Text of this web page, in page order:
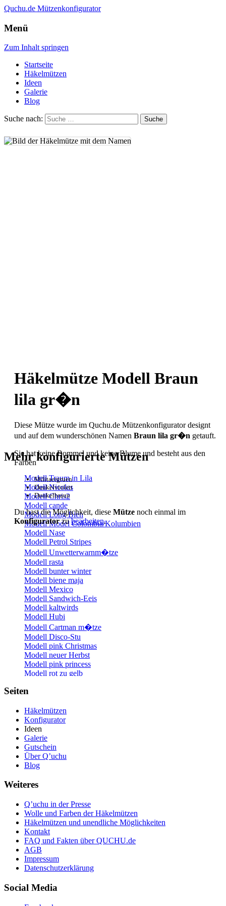
Quchu.de Mützenkonfigurator
Menü
Zum Inhalt springen
Startseite
Häkelmützen
Ideen
Galerie
Blog
Suche nach:
Häkelmütze Modell Braun
lila gr�n
Diese Mütze wurde im Quchu.de Mützenkonfigurator designt
und auf dem wunderschönen Namen Braun lila gr�n getauft.
Sie hat keine Bommel und keine Blume und besteht aus den
Farben
Militaergruen
Dunkelviolett
Dunkelbraun
Du hast die Möglichkeit, diese Mütze noch einmal im
Konfiguratorzubearbeiten.
Mehr konfigurierte Mützen
Modell Traum in Lila
Modell Nicolas
Modell Chris2
Modell cande
Modell Long Bien
Modell Model Colombia/Kolumbien
Modell Nase
Modell Petrol Stripes
Modell Unwetterwarnm�tze
Modell rasta
Modell bunter winter
Modell biene maja
Modell Mexico
Modell Sandwich-Eeis
Modell kaltwirds
Modell Hubi
Modell Cartman m�tze
Modell Disco-Stu
Modell pink Christmas
Modell neuer Herbst
Modell pink princess
Modell rot zu gelb
Modell Saschn
Modell Jamaika 2
Modell Meine M�tze
Modell Winter Freude
Modell Bommelm�tze Grau/Schwarz
Modell Klassisch Bordeaux
Modell Green-peace xD
Modell Basel
Modell Guido 1.8
Modell Franck
Modell Herbstinator
Modell Haltmirdieohrenwarm
Modell RedBlaxx
Modell Marcelles
Modell onkel toms m�tze
Modell Green Phantom
Modell Crazy
Modell Wind of Spring
Seiten
Häkelmützen
Konfigurator
Ideen
Galerie
Gutschein
Über Q’uchu
Blog
Weiteres
Q’uchu in der Presse
Wolle und Farben der Häkelmützen
Häkelmützen und unendliche Möglichkeiten
Kontakt
FAQ und Fakten über QUCHU.de
AGB
Impressum
Datenschutzerklärung
Social Media